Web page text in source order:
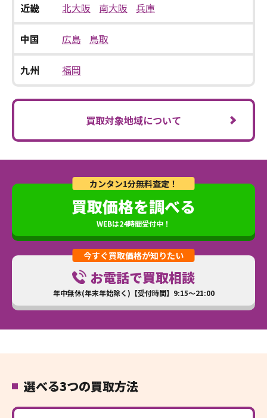
近畿 北大阪 南大阪 兵庫
中国 広島 鳥取
九州 福岡
買取対象地域について
カンタン1分無料査定！
買取価格を調べる
WEBは24時間受付中！
今すぐ買取価格が知りたい
お電話で買取相談
年中無休(年末年始除く)【受付時間】9:15～21:00
選べる3つの買取方法